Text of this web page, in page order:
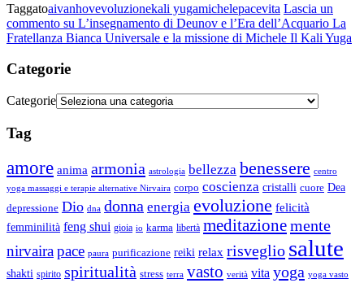
Taggatoaivanhovevoluzionekali yugamichelepacevita Lascia un
commento su L’insegnamento di Deunov e l’Era dell’Acquario La
Fratellanza Bianca Universale e la missione di Michele Il Kali Yuga
Categorie
Categorie
Tag
amore anima armonia astrologia bellezza benessere centro
yoga massaggi e terapie alternative Nirvaira corpo coscienza cristalli cuore Dea
depressione Dio dna donna energia evoluzione felicità
femminilità feng shui gioia io karma libertà meditazionemente
nirvairapace paura purificazione reiki relax risveglio salute
shakti spirito spiritualità stress terra vasto verità vita yoga yoga vasto